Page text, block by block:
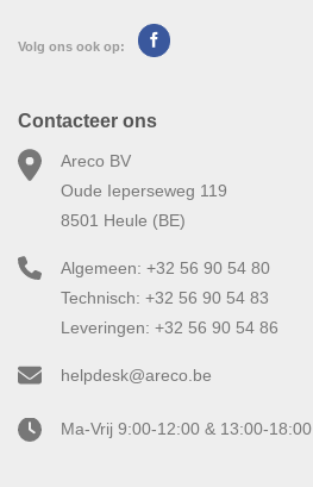
Volg ons ook op:
Contacteer ons
Areco BV
Oude Ieperseweg 119
8501 Heule (BE)
Algemeen: +32 56 90 54 80
Technisch: +32 56 90 54 83
Leveringen: +32 56 90 54 86
helpdesk@areco.be
Ma-Vrij 9:00-12:00 & 13:00-18:00